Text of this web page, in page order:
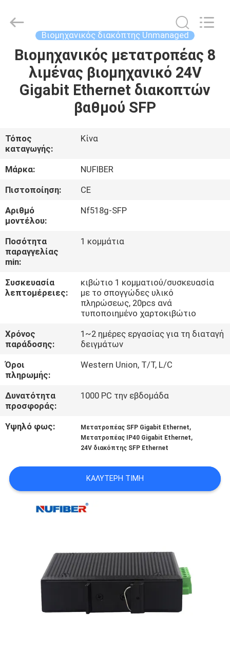
ΣΠΊΤΙ
ΠΡΟΪΌΝΤΑ
ΕΜΕΊΣ
ΓΎΡΟΣ
ΕΡΓΟΣΤΑΣΊΩΝ
ΠΟΙΟΤΙΚΌΣ
ΈΛΕΓΧΟΣ
ΕΛΆΤΕ
ΜΕ
ΕΙΔΉΣΕΙΣ
ΖΗΤΉΣΤΕ
ΈΝΑ
ΑΠΌΣΠΑΣΜΑ
SITEMAP
ΠΟΛΙΤΙΚΉ
Co.,Ltd.
Βιομηχανικός διακόπτης Unmanaged
Βιομηχανικός μετατροπέας 8
λιμένας βιομηχανικό 24V
Gigabit Ethernet διακοπτών
βαθμού SFP
Τόπος
καταγωγής:
Κίνα
Μάρκα:
NUFIBER
Πιστοποίηση:
CE
Αριθμό
μοντέλου:
Nf518g-SFP
Ποσότητα
παραγγελίας
min:
1 κομμάτια
Συσκευασία
λεπτομέρειες:
κιβώτιο 1 κομματιού/συσκευασία
με το σπογγώδες υλικό
πληρώσεως, 20pcs ανά
τυποποιημένο χαρτοκιβώτιο
Χρόνος
παράδοσης:
1~2 ημέρες εργασίας για τη διαταγή
δειγμάτων
Όροι
πληρωμής:
Western Union, T/T, L/C
Δυνατότητα
προσφοράς:
1000 PC την εβδομάδα
Υψηλό φως: Μετατροπέας SFP Gigabit Ethernet,
Μετατροπέας IP40 Gigabit Ethernet,
24V διακόπτης SFP Ethernet
ΚΑΛΎΤΕΡΗ ΤΙΜΉ